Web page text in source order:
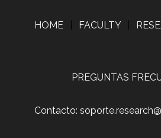
HOME FACULTY
PREGUNTAS
Contacto: